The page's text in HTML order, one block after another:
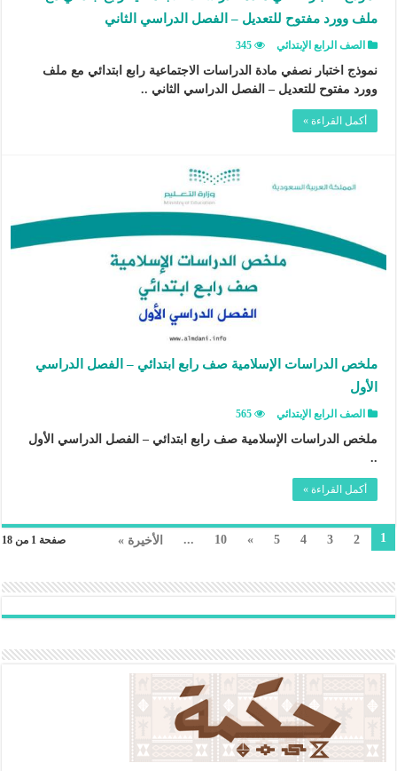
ملف وورد مفتوح للتعديل – الفصل الدراسي الثاني
الصف الرابع الإبتدائي 345
نموذج اختبار نصفي مادة الدراسات الاجتماعية رابع ابتدائي مع ملف
وورد مفتوح للتعديل – الفصل الدراسي الثاني ..
أكمل القراءة »
ملخص الدراسات الإسلامية صف رابع ابتدائي – الفصل الدراسي
الأول
الصف الرابع الإبتدائي 565
ملخص الدراسات الإسلامية صف رابع ابتدائي – الفصل الدراسي الأول
..
أكمل القراءة »
صفحة 1 من 18 1
2
3
4
5
»
10
... الأخيرة »